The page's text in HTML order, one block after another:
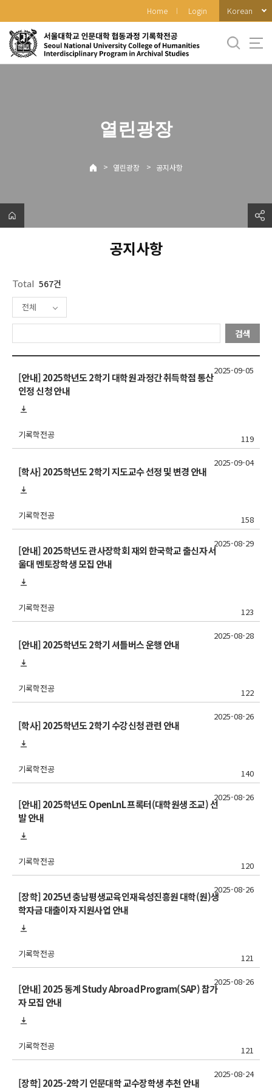
로
메
Home Login Korean
열린광장
> 열린광장 > 공지사항
공지사항
Total 567건
전체
검색
[안내] 2025학년도 2학기 대학원 과정간 취득학점 통산
인정 신청 안내
기록학전공 119
2025-09-05
[학사] 2025학년도 2학기 지도교수 선정 및 변경 안내
기록학전공 158
2025-09-04
[안내] 2025학년도 관사장학회 재외 한국학교 출신자 서
울대 멘토장학생 모집 안내
기록학전공 123
2025-08-29
[안내] 2025학년도 2학기 셔틀버스 운행 안내
기록학전공 122
2025-08-28
[학사] 2025학년도 2학기 수강신청 관련 안내
기록학전공 140
2025-08-26
[안내] 2025학년도 OpenLnL 프록터(대학원생 조교) 선
발 안내
기록학전공 120
2025-08-26
[장학] 2025년 충남평생교육인재육성진흥원 대학(원)생
학자금 대출이자 지원사업 안내
기록학전공 121
2025-08-26
[안내] 2025 동계 Study Abroad Program(SAP) 참가
자 모집 안내
기록학전공 121
2025-08-26
[장학] 2025-2학기 인문대학 교수장학생 추천 안내
2025-08-24